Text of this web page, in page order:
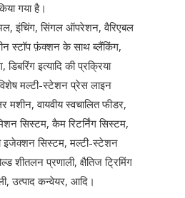
गया है।
इंचिंग, सिंगल ऑपरेशन, वैरिएबल
स्टॉप फ़ंक्शन के साथ ब्लैंकिंग,
इत्यादि की प्रक्रिया
मल्टी-स्टेशन प्रेस लाइन
मशीन, वायवीय स्वचालित फीडर,
सिस्टम, कैम रिटर्निंग सिस्टम,
इजेक्शन सिस्टम, मल्टी-स्टेशन
शीतलन प्रणाली, क्षैतिज ट्रिमिंग
उत्पाद कन्वेयर, आदि।